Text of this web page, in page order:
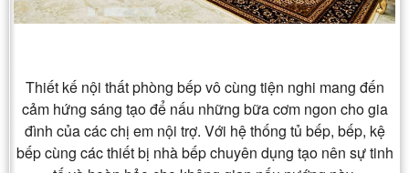
Thiết kế nội thất phòng bếp vô cùng tiện nghi mang đến
cảm hứng sáng tạo để nấu những bữa cơm ngon cho gia
đình của các chị em nội trợ. Với hệ thống tủ bếp, bếp, kệ
bếp cùng các thiết bị nhà bếp chuyên dụng tạo nên sự tinh